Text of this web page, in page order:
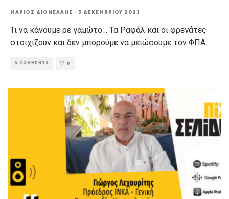
ΜΆΡΙΟΣ ΔΙΟΝΈΛΛΗΣ · 5 ΔΕΚΕΜΒΡΊΟΥ 2023
Τι να κάνουμε ρε γαμώτο… Τα Ραφάλ και οι φρεγάτες
στοιχίζουν και δεν μπορούμε να μειώσουμε τον ΦΠΑ....
0 COMMENTS 0